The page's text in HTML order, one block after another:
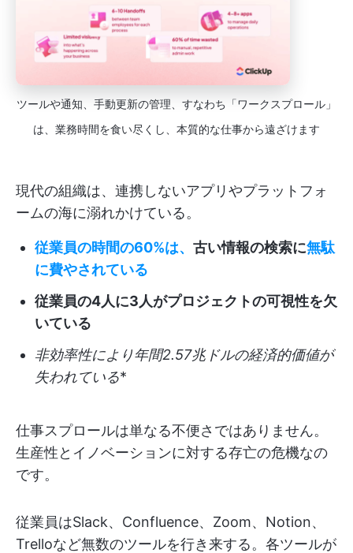
ツールや通知、手動更新の管理、すなわち「ワークスプロール」
は、業務時間を食い尽くし、本質的な仕事から遠ざけます
現代の組織は、連携しないアプリやプラットフォ
ームの海に溺れかけている。
従業員の時間の60%は、 古い情報の検索に無駄
に費やされている
従業員の4人に3人がプロジェクトの可視性を欠
いている
非効率性により年間2.57兆ドルの経済的価値が
失われている*
仕事スプロールは単なる不便さではありません。
生産性とイノベーションに対する存亡の危機なの
です。
従業員はSlack、Confluence、Zoom、Notion、
Trelloなど無数のツールを行き来する。各ツールが